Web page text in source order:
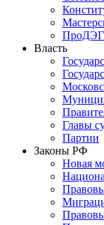
ПроДЭГ
Власть
Главы
Партии
Законы РФ
Новая